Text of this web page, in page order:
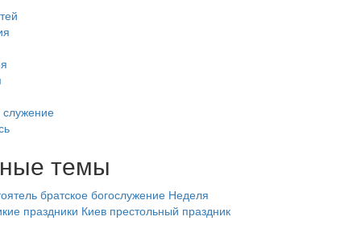
темы
братское богослужение Неделя
праздники Киев престольный праздник